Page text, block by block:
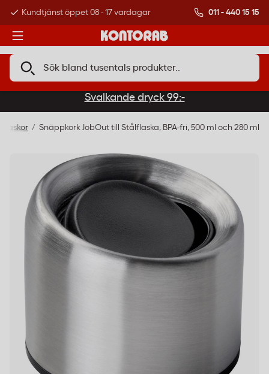
Kundtjänst öppet 08 - 17 vardagar Över 500 000
011 - 440 15 15
Svalkande dryck 99:-
Snäppkork JobOut till Stålflaska, BPA-fri, 500 ml och 280 ml